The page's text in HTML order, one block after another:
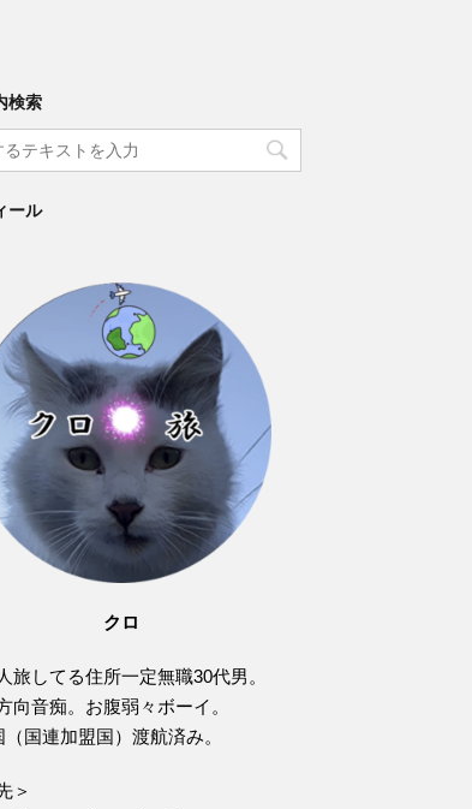
検索
ール
クロ
旅してる住所一定無職30代男。
向音痴。お腹弱々ボーイ。
（国連加盟国）渡航済み。
＞